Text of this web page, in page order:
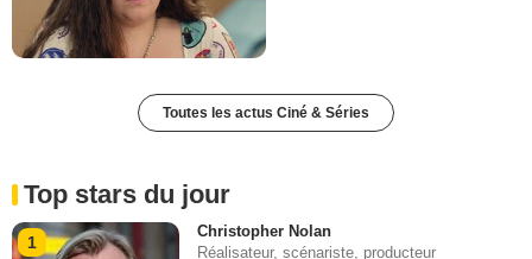
Toutes les actus Ciné & Séries
Top stars du jour
1
Christopher Nolan
Réalisateur, scénariste, producteur